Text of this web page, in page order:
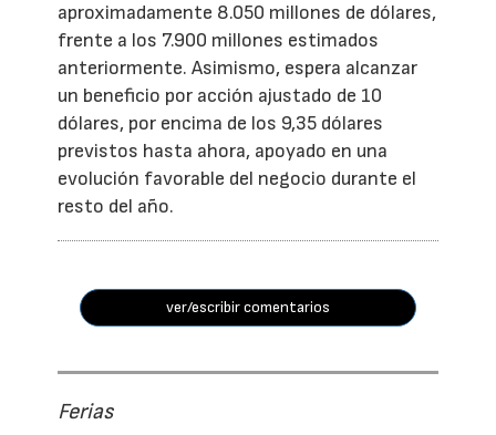
aproximadamente 8.050 millones de dólares,
frente a los 7.900 millones estimados
anteriormente. Asimismo, espera alcanzar
un beneficio por acción ajustado de 10
dólares, por encima de los 9,35 dólares
previstos hasta ahora, apoyado en una
evolución favorable del negocio durante el
resto del año.
ver/escribir comentarios
Ferias